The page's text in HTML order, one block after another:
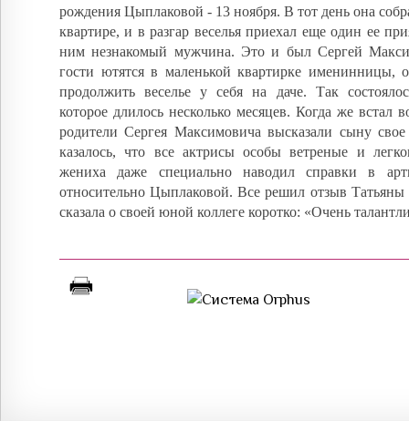
рождения Цыплаковой - 13 ноября. В тот день она
квартире, и в разгар веселья приехал еще один ее
ним незнакомый мужчина. Это и был Сергей
гости ютятся в маленькой квартирке именинницы,
продолжить веселье у себя на даче. Так
которое длилось несколько месяцев. Когда же встал
родители Сергея Максимовича высказали сыну
казалось, что все актрисы особы ветреные и
жениха даже специально наводил справки в
относительно Цыплаковой. Все решил отзыв Татьяны
сказала о своей юной коллеге коротко: «Очень